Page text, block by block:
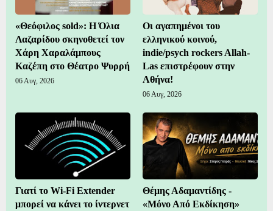
«Θεόφιλος sold»: Η Όλια
Λαζαρίδου σκηνοθετεί τον
Χάρη Χαραλάμπους
Καζέπη στο Θέατρο Ψυρρή
06 Αυγ, 2026
Οι αγαπημένοι του
ελληνικού κοινού,
indie/psych rockers Allah-
Las επιστρέφουν στην
Αθήνα!
06 Αυγ, 2026
Γιατί το Wi-Fi Extender
μπορεί να κάνει το ίντερνετ
Θέμης Αδαμαντίδης -
«Μόνο Από Εκδίκηση»